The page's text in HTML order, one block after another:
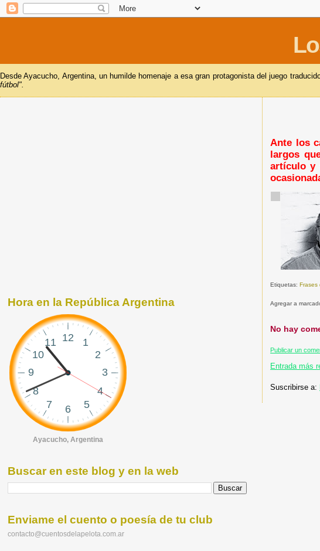
Desde Ayacucho, Argentina, un humilde homenaje a esa gran protagonista del juego
fútbol".
Ante los
largos
artículo y
Etiquetas:Frases
Agregar a
No hay
Publicar un
Entrada más
Suscribirse a:
Hora en la República Argentina
Ayacucho, Argentina
Buscar en este blog y en la web
Enviame el cuento o poesía de tu club
contacto@cuentosdelapelota.com.ar